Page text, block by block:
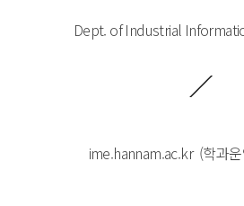
Dept. of Industrial
ime.hannam.ac.kr (학과